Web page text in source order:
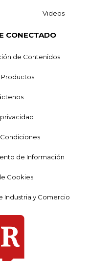
Videos
CONECTADO
de Contenidos
Productos
de Información
Cookies
Industria y Comercio